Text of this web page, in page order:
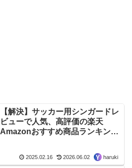
【解決】サッカー用シンガードレ
ビューで人気、高評価の楽天
Amazonおすすめ商品ランキング
2025.02.16 2026.06.02 haruki